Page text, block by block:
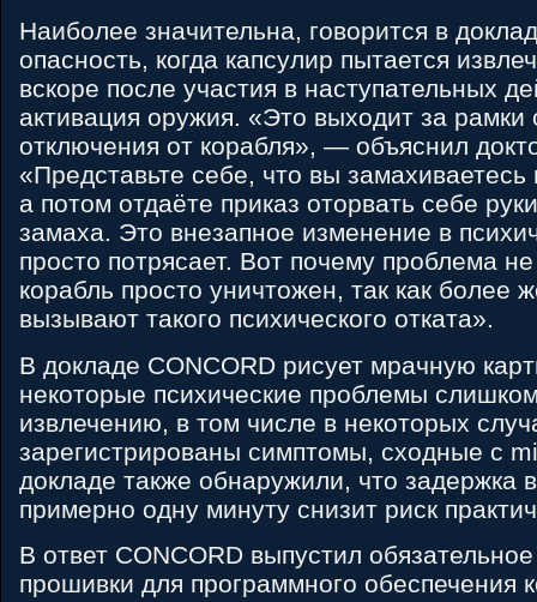
Наиболее значительна, говорится в
опасность, когда капсулир пытается
вскоре после участия в наступательных
активация оружия. «Это выходит за рамки
отключения от корабля», — объяснил
«Представьте себе, что вы замахиваетесь
а потом отдаёте приказ оторвать себе
замаха. Это внезапное изменение в
просто потрясает. Вот почему проблема
корабль просто уничтожен, так как более
вызывают такого психического отката».
В докладе CONCORD рисует мрачную
некоторые психические проблемы
извлечению, в том числе в некоторых
зарегистрированы симптомы, сходные с
докладе также обнаружили, что задержка
примерно одну минуту снизит риск
В ответ CONCORD выпустил
прошивки для программного обеспечения